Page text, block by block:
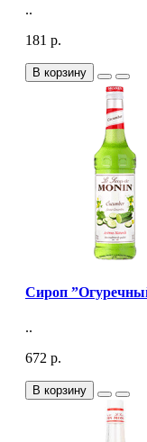
..
181 р.
В корзину
Сироп
..
672 р.
В корзину